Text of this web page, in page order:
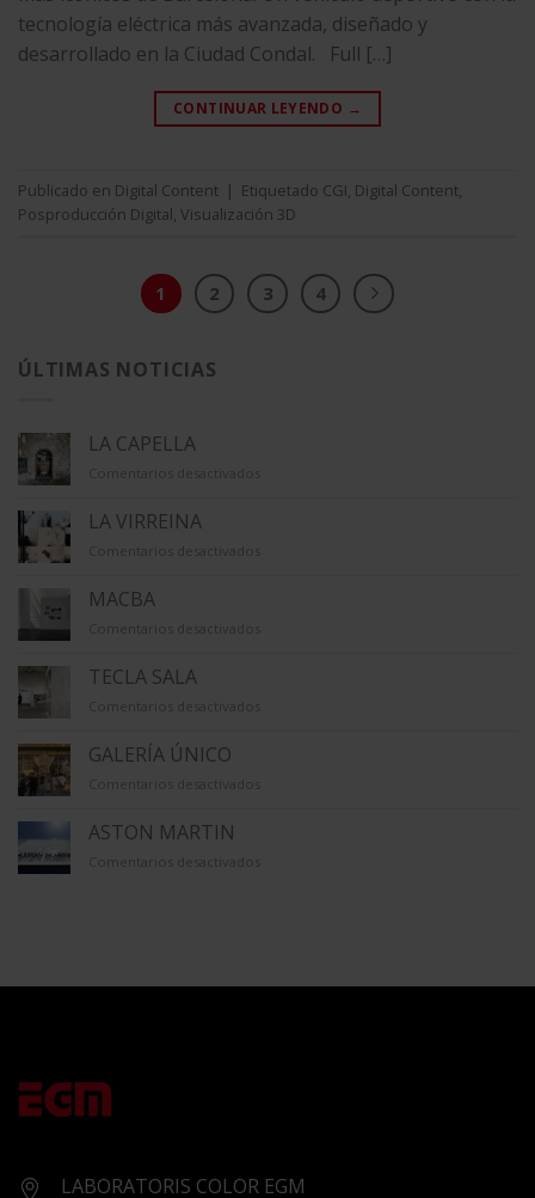
tecnología eléctrica más avanzada, diseñado y
desarrollado en la Ciudad Condal. Full […]
CONTINUAR LEYENDO →
Publicado en Digital Content | Etiquetado CGI, Digital Content,
Posproducción Digital, Visualización 3D
1 2 3 4
ÚLTIMAS NOTICIAS
LA CAPELLA
Comentarios desactivados
LA VIRREINA
Comentarios desactivados
MACBA
Comentarios desactivados
TECLA SALA
Comentarios desactivados
GALERÍA ÚNICO
Comentarios desactivados
ASTON MARTIN
Comentarios desactivados
LABORATORIS COLOR EGM